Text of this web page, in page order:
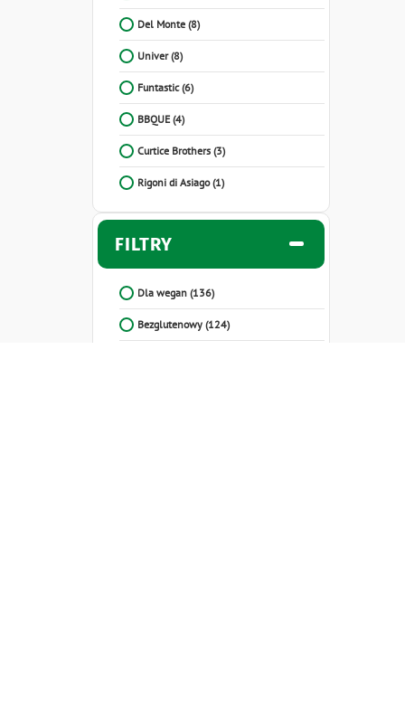
Del Monte (8)
Univer (8)
Funtastic (6)
BBQUE (4)
Curtice Brothers (3)
Rigoni di Asiago (1)
FILTRY
Dla wegan (136)
Bezglutenowy (124)